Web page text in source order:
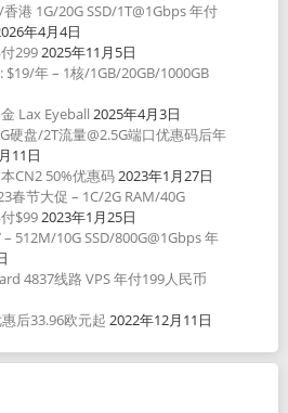
港 1G/20G SSD/1T@1Gbps 年付
年4月4日
2992025年11月5日
$19/年 – 1核/1GB/20GB/1000GB
Lax Eyeball 2025年4月3日
硬盘/2T流量@2.5G端口优惠码后年
11日
CN2 50%优惠码2023年1月27日
春节大促 – 1C/2G RAM/40G
$992023年1月25日
512M/10G SSD/800G@1Gbps 年
4837线路 VPS 年付199人民币
后33.96欧元起 2022年12月11日